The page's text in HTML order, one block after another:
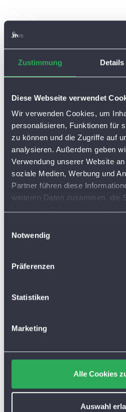
Zustimmung Details
Diese Webseite verwendet
Wir verwenden Cookies, um
personalisieren, Funktionen für
zu können und die Zugriffe auf
analysieren. Außerdem geben
Verwendung unserer Website
soziale Medien, Werbung und
Partner führen diese
weiteren Daten zusammen, die
Cookies automatisch zu, wenn
Notwendig
Präferenzen
Statistiken
Marketing
Alle Cookies
Auswahl